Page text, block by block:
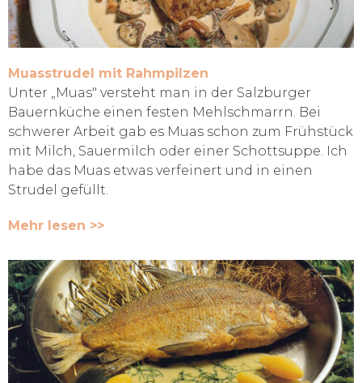
Muasstrudel mit Rahmpilzen
Unter „Muas" versteht man in der Salzburger
Bauernküche einen festen Mehlschmarrn. Bei
schwerer Arbeit gab es Muas schon zum Frühstück
mit Milch, Sauermilch oder einer Schottsuppe. Ich
habe das Muas etwas verfeinert und in einen
Strudel gefüllt.
Mehr lesen >>